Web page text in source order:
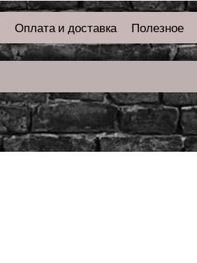
Оплата и доставка Полезное